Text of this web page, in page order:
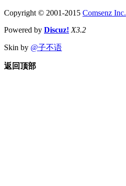
Copyright © 2001-2015 Comsenz Inc.
Powered by Discuz! X3.2
Skin by @子不语
返回顶部